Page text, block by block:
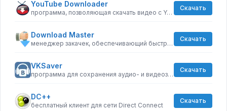
YouTube Downloader
программа, позволяющая скачать видео с YouTube бесплатно
Скачать
Download Master
менеджер закачек, обеспечивающий быструю загрузку
Скачать
VKSaver
программа для сохранения аудио- и видеозаписей из ВКонтакте
Скачать
DC++
бесплатный клиент для сети Direct Connect
Скачать